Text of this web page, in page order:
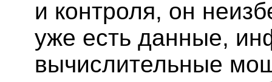
и контроля, он
уже есть данные,
вычислительные